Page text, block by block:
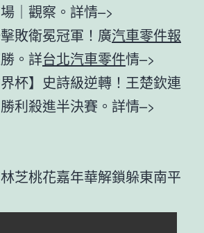
｜觀察。詳情–>
敗衛冕冠軍！廣汽車零件報
。詳台北汽車零件情–>
杯】史詩級逆轉！王楚欽連
利殺進半決賽。詳情–>
芝桃花嘉年華解鎖躲東南平